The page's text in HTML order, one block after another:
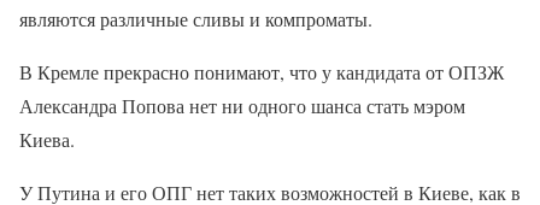
являются различные сливы и компроматы.
В Кремле прекрасно понимают, что у кандидата от ОПЗЖ
Александра Попова нет ни одного шанса стать мэром
Киева.
У Путина и его ОПГ нет таких возможностей в Киеве, как в